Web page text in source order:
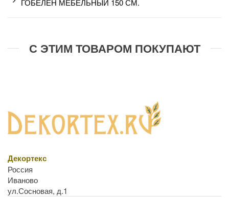
ГОБЕЛЕН МЕБЕЛЬНЫЙ 150 СМ.
С ЭТИМ ТОВАРОМ ПОКУПАЮТ
Декортекс
Россия
Иваново
ул.Сосновая, д.1